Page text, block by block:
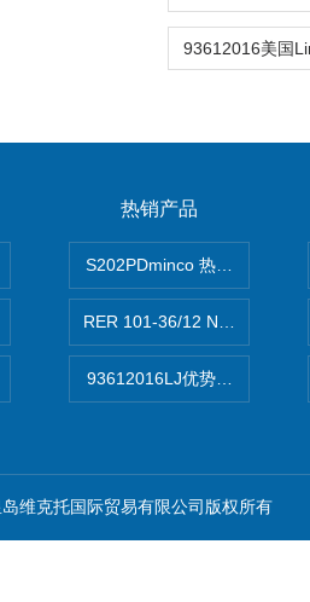
热销产品
S202PDminco 热电阻
RER 101-36/12 NHH离心
93612016LJ优势供应美国
维克托国际贸易有限公司版权所有